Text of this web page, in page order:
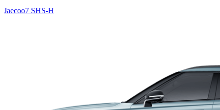
Jaecoo7 SHS-H